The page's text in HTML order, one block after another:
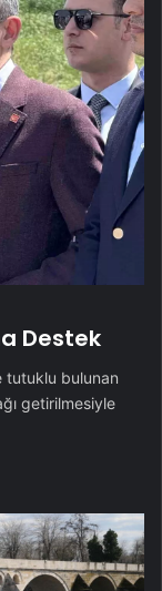
Destek
tutuklu bulunan
getirilmesiyle